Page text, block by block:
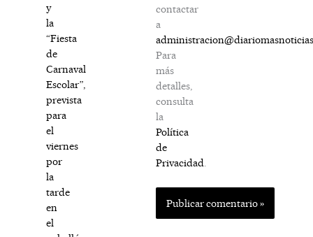
y
la
“Fiesta
de
Carnaval
Escolar”,
prevista
para
el
viernes
por
la
tarde
en
el
contactar
a
Para
más
detalles,
consulta
la
Política
de
Privacidad